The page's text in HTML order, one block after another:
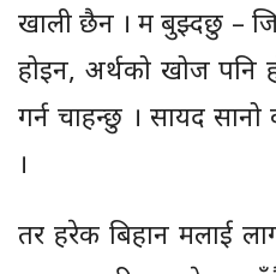
खाली छैन । म बुझ्दछु –
होइन, अर्थको खोज
गर्न चाहन्छु । सायद
।
तर हरेक बिहान मलाई